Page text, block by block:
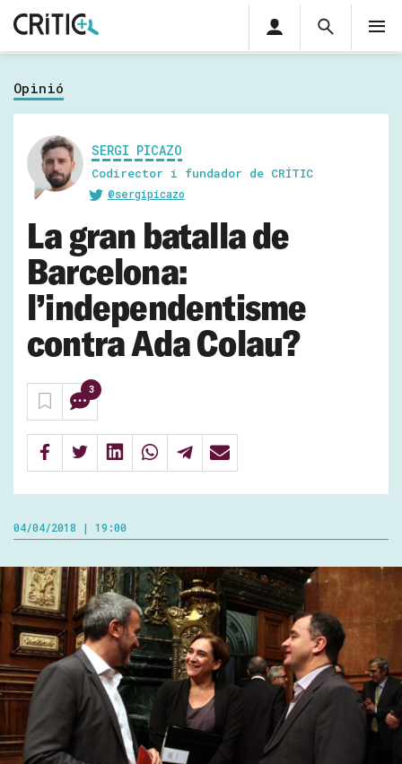
Cerca
Cerca
privada
Inicia sessió
Opinió
SERGI PICAZO
Codirector i fundador de CRÍTIC
@sergipicazo
La gran batalla de
Barcelona:
l’independentisme
contra Ada Colau?
3
04/04/2018 | 19:00